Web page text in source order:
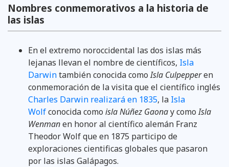
Nombres conmemorativos a la historia de
las islas
En el extremo noroccidental las dos islas más
lejanas llevan el nombre de científicos, Isla
Darwintambién conocida comoIsla Culpepperen
conmemoración de la visita que el científico inglés
Charles Darwin realizará en 1835, la Isla
Wolfconocida como isla Núñez Gaonay comoIsla
Wenmanen honor al científico alemán Franz
Theodor Wolf que en 1875 participo de
exploraciones cientificas globales que pasaron
por las islas Galápagos.